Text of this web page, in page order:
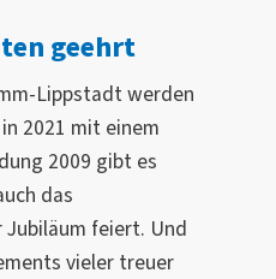
geehrt
Lippstadt werden
2021 mit einem
2009 gibt es
das
Jubiläum feiert. Und
vieler treuer